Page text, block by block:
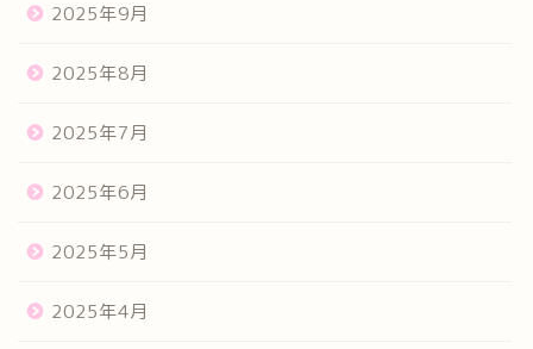
2025年9月
2025年8月
2025年7月
2025年6月
2025年5月
2025年4月